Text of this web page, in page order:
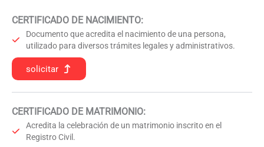
CERTIFICADO DE NACIMIENTO:
Documento que acredita el nacimiento de una persona,
utilizado para diversos trámites legales y administrativos.
solicitar
CERTIFICADO DE MATRIMONIO:
Acredita la celebración de un matrimonio inscrito en el
Registro Civil.